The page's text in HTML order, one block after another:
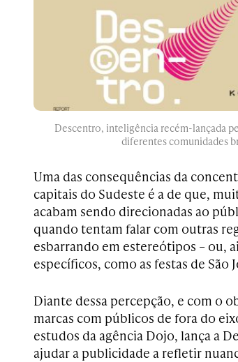
Descentro, inteligência recém-lançada
diferentes comunidades
Uma das consequências da
capitais do Sudeste é a de que,
acabam sendo direcionadas ao
quando tentam falar com outras
esbarrando em estereótipos – ou,
específicos, como as festas de São
Diante dessa percepção, e com o
marcas com públicos de fora do
estudos da agência Dojo, lança a
ajudar a publicidade a refletir